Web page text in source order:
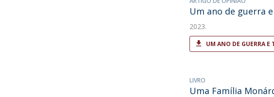
Um ano de guerra
2023.
UM ANO DE GUERRA E
LIVRO
Uma Família